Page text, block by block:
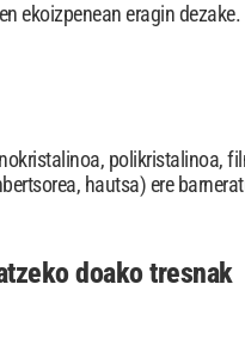
ekoizpenean eragin
polikristalinoa,
hautsa) ere
doako tresnak